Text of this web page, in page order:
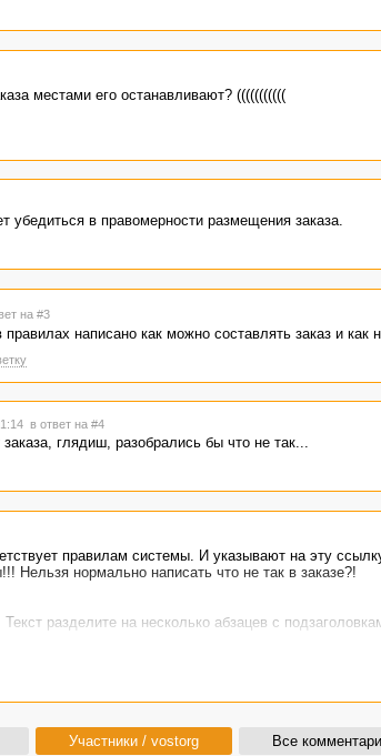
местами его останавливают? (((((((((((
убедиться в правомерности размещения заказа.
на #3
написано как можно составлять заказ и как
в ответ на #4
глядиш, разобрались бы что не так...
правилам системы. И указывают на эту
Нельзя нормально написать что не так в заказе?!
разделите на несколько абзацев с
Участники / vostorg Все